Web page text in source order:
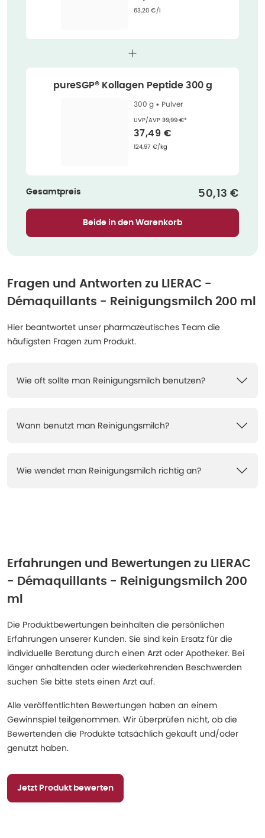
Grundpreis
63,20 €/l
pureSGP® Kollagen Peptide 300 g
300 g • Pulver
UVP/AVPEhemaliger Preis (U V P)
39,99 €*
Verkaufspreis
37,49 €
Grundpreis:
124,97 €/kg
Gesamtpreis 50,13 €
Beide in den Warenkorb
Fragen und Antworten zu LIERAC -
Démaquillants - Reinigungsmilch 200 ml
Hier beantwortet unser pharmazeutisches Team die
häufigsten Fragen zum Produkt.
Wie oft sollte man Reinigungsmilch benutzen?
Wann benutzt man Reinigungsmilch?
Wie wendet man Reinigungsmilch richtig an?
Erfahrungen und Bewertungen zu LIERAC
- Démaquillants - Reinigungsmilch 200
ml
Die Produktbewertungen beinhalten die persönlichen
Erfahrungen unserer Kunden. Sie sind kein Ersatz für die
individuelle Beratung durch einen Arzt oder Apotheker. Bei
länger anhaltenden oder wiederkehrenden Beschwerden
suchen Sie bitte stets einen Arzt auf.
Alle veröffentlichten Bewertungen haben an einem
Gewinnspiel teilgenommen. Wir überprüfen nicht, ob die
Bewertenden die Produkte tatsächlich gekauft und/oder
genutzt haben.
Jetzt Produkt bewerten